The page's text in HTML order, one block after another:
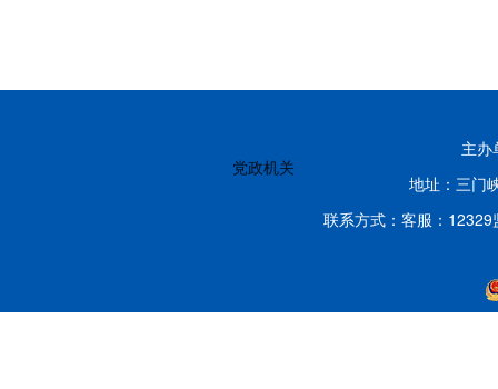
党政机关
主
地址：三门
联系方式：客服：